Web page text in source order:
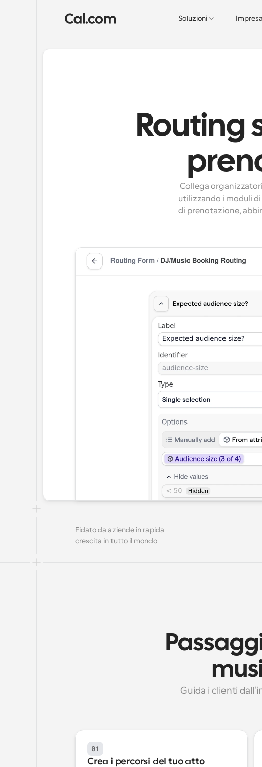
Soluzioni Impresa
Routing
Collega
utilizzando i moduli
di prenotazione,
Fidato da aziende in rapida
crescita in tutto il mondo
Guida i clienti
01
Crea i percorsi del tuo atto